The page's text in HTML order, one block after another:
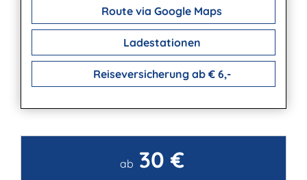
Route via Google Maps
Ladestationen
Reiseversicherung ab € 6,-
ab 30 €